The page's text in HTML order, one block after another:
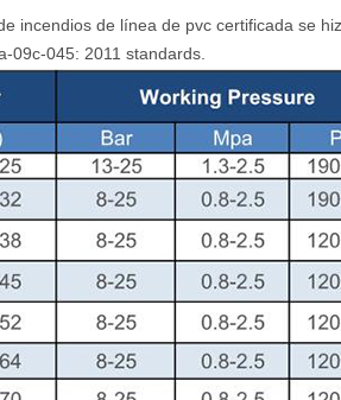
incendios de línea de pvc certificada se
09c-045: 2011 standards.